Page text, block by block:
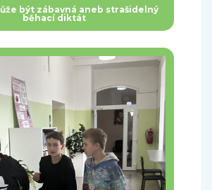
být zábavná aneb strašidelný
běhací diktát